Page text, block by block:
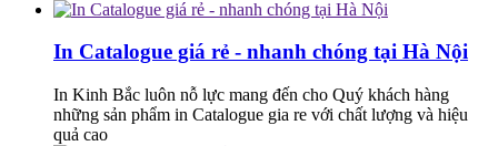
In Catalogue giá rẻ - nhanh chóng tại Hà Nội
In Kinh Bắc luôn nỗ lực mang đến cho Quý khách hàng
những sản phẩm in Catalogue gia re với chất lượng và hiệu
quả cao